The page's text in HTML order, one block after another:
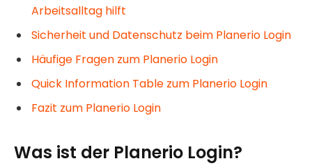
Arbeitsalltag hilft
Sicherheit und Datenschutz beim Planerio Login
Häufige Fragen zum Planerio Login
Quick Information Table zum Planerio Login
Fazit zum Planerio Login
Was ist der Planerio Login?